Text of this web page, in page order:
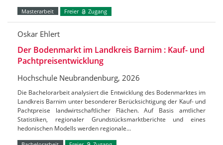
Masterarbeit Freier Zugang
Oskar Ehlert
Der Bodenmarkt im Landkreis Barnim : Kauf- und
Pachtpreisentwicklung
Hochschule Neubrandenburg, 2026
Die Bachelorarbeit analysiert die Entwicklung des Bodenmarktes im
Landkreis Barnim unter besonderer Berücksichtigung der Kauf- und
Pachtpreise landwirtschaftlicher Flächen. Auf Basis amtlicher
Statistiken, regionaler Grundstücksmarktberichte und eines
hedonischen Modells werden regionale…